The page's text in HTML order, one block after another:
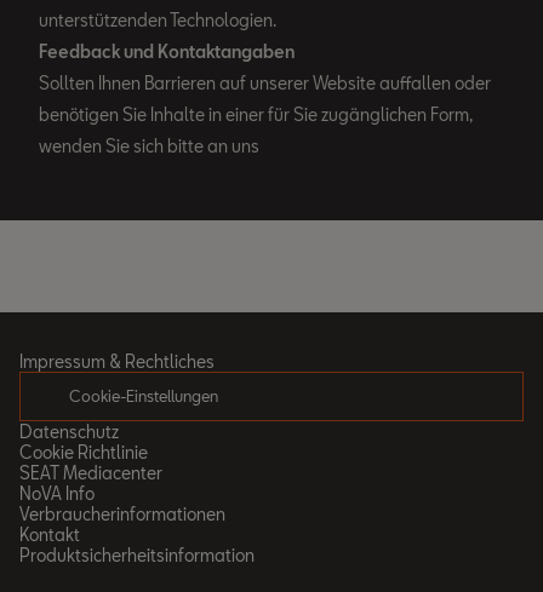
unterstützenden Technologien.
Feedback und Kontaktangaben
Sollten Ihnen Barrieren auf unserer Website auffallen oder
benötigen Sie Inhalte in einer für Sie zugänglichen Form,
wenden Sie sich bitte an uns
Impressum & Rechtliches
Cookie-Einstellungen
Datenschutz
Cookie Richtlinie
SEAT Mediacenter
NoVA Info
Verbraucherinformationen
Kontakt
Produktsicherheitsinformation